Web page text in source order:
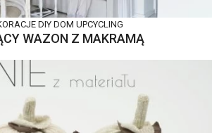
DIY DOM UPCYCLING
WAZON Z MAKRAMĄ